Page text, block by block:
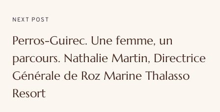
NEXT POST
Perros-Guirec. Une femme, un
parcours. Nathalie Martin, Directrice
Générale de Roz Marine Thalasso
Resort